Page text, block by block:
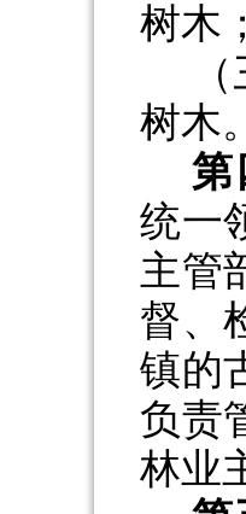
树木
树木
第
统一
主管
督、
镇的
负责
林业